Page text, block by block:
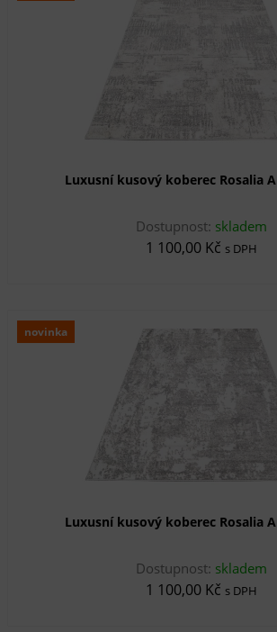
Luxusní kusový koberec Rosalia
Dostupnost: skladem
1 100,00 Kč s DPH
novinka
Luxusní kusový koberec Rosalia
Dostupnost: skladem
1 100,00 Kč s DPH